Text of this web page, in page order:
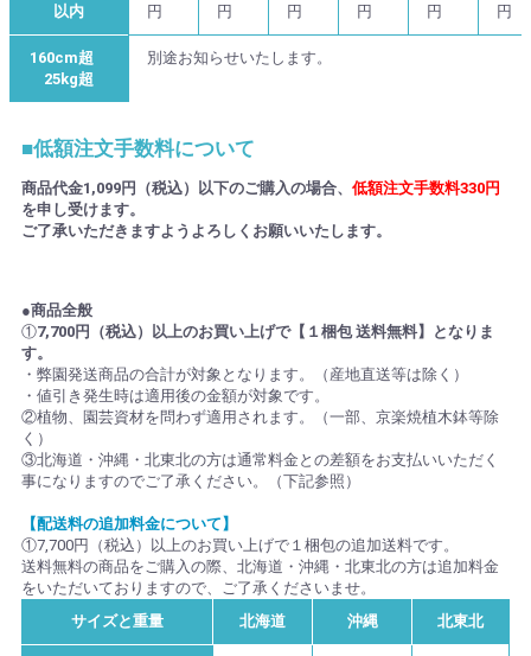
以内
円
円
円
円
円
円
160cm超
25kg超
別途お知らせいたします。
■低額注文手数料について
商品代金1,099円（税込）以下のご購入の場合、 低額注文手数料330円
を申し受けます。
ご了承いただきますようよろしくお願いいたします。
●商品全般
①7,700円（税込）以上のお買い上げで【１梱包 送料無料】となりま
す。
・弊園発送商品の合計が対象となります。（産地直送等は除く）
・値引き発生時は適用後の金額が対象です。
②植物、園芸資材を問わず適用されます。（一部、京楽焼植木鉢等除
く）
③北海道・沖縄・北東北の方は通常料金との差額をお支払いいただく
事になりますのでご了承ください。（下記参照）
【配送料の追加料金について】
①7,700円（税込）以上のお買い上げで１梱包の追加送料です。
送料無料の商品をご購入の際、北海道・沖縄・北東北の方は追加料金
をいただいておりますので、ご了承くださいませ。
サイズと重量
北海道 沖縄 北東北